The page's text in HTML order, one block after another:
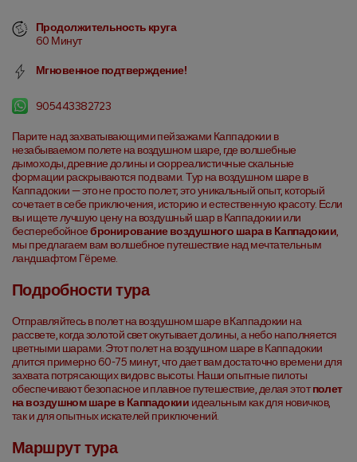
Парите над захватывающими пейзажами Каппадокии в
незабываемом полете на воздушном шаре, где волшебные
дымоходы, древние долины и сюрреалистичные скальные
формации раскрываются под вами. Тур на воздушном шаре в
Каппадокии — это не просто полет; это уникальный опыт, который
сочетает в себе приключения, историю и естественную красоту. Если
вы ищете лучшую цену на воздушный шар в Каппадокии или
бесперебойное бронирование воздушного шара в Каппадокии,
мы предлагаем вам волшебное путешествие над мечтательным
ландшафтом Гёреме.
Подробности тура
Отправляйтесь в полет на воздушном шаре в Каппадокии на
рассвете, когда золотой свет окутывает долины, а небо наполняется
цветными шарами. Этот полет на воздушном шаре в Каппадокии
длится примерно 60-75 минут, что дает вам достаточно времени для
захвата потрясающих видов с высоты. Наши опытные пилоты
обеспечивают безопасное и плавное путешествие, делая этот полет
на воздушном шаре в Каппадокии идеальным как для новичков,
так и для опытных искателей приключений.
Маршрут тура
Продолжительность круга
60 Минут
Мгновенное подтверждение!
905443382723